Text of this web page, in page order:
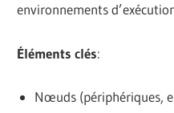
environnements
Éléments clés:
Nœuds (périphériques,